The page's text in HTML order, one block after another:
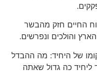
החיים חזק מהבשר
והולכים ונפרשים.
של היחיד: מה ההבדל
ליחיד כה גדול שאתה